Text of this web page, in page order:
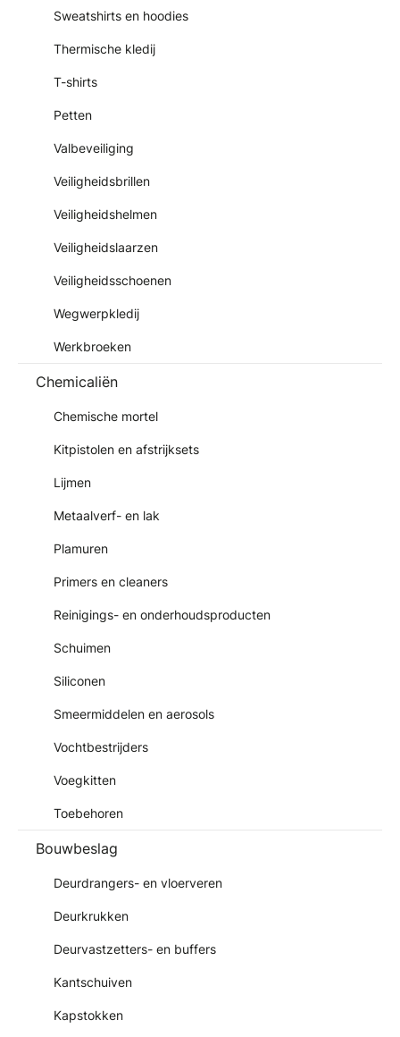
Sweatshirts en hoodies
Thermische kledij
T-shirts
Petten
Valbeveiliging
Veiligheidsbrillen
Veiligheidshelmen
Veiligheidslaarzen
Veiligheidsschoenen
Wegwerpkledij
Werkbroeken
Chemicaliën
Chemische mortel
Kitpistolen en afstrijksets
Lijmen
Metaalverf- en lak
Plamuren
Primers en cleaners
Reinigings- en onderhoudsproducten
Schuimen
Siliconen
Smeermiddelen en aerosols
Vochtbestrijders
Voegkitten
Toebehoren
Bouwbeslag
Deurdrangers- en vloerveren
Deurkrukken
Deurvastzetters- en buffers
Kantschuiven
Kapstokken